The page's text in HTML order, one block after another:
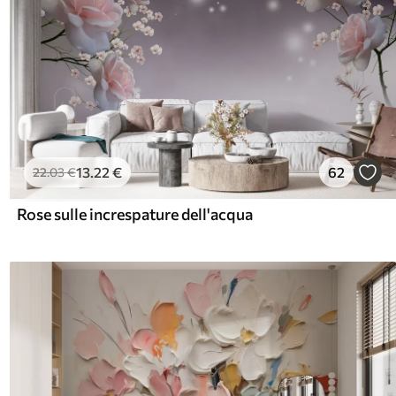
22.03€13.22 € 62
Rose sulle increspature dell'acqua